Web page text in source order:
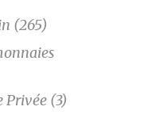
(265)
Privée (3)